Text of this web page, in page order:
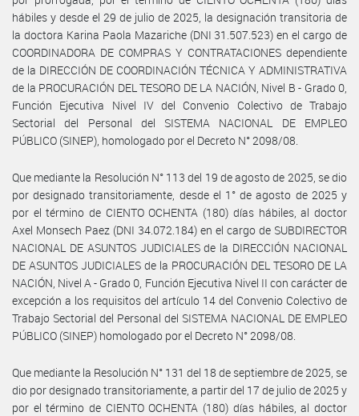
hábiles y desde el 29 de julio de 2025, la designación transitoria de
la doctora Karina Paola Mazariche (DNI 31.507.523) en el cargo de
COORDINADORA DE COMPRAS Y CONTRATACIONES dependiente
de la DIRECCIÓN DE COORDINACIÓN TÉCNICA Y ADMINISTRATIVA
de la PROCURACIÓN DEL TESORO DE LA NACIÓN, Nivel B - Grado 0,
Función Ejecutiva Nivel IV del Convenio Colectivo de Trabajo
Sectorial del Personal del SISTEMA NACIONAL DE EMPLEO
PÚBLICO (SINEP), homologado por el Decreto N° 2098/08.
Que mediante la Resolución N° 113 del 19 de agosto de 2025, se dio
por designado transitoriamente, desde el 1° de agosto de 2025 y
por el término de CIENTO OCHENTA (180) días hábiles, al doctor
Axel Monsech Paez (DNI 34.072.184) en el cargo de SUBDIRECTOR
NACIONAL DE ASUNTOS JUDICIALES de la DIRECCIÓN NACIONAL
DE ASUNTOS JUDICIALES de la PROCURACIÓN DEL TESORO DE LA
NACIÓN, Nivel A - Grado 0, Función Ejecutiva Nivel II con carácter de
excepción a los requisitos del artículo 14 del Convenio Colectivo de
Trabajo Sectorial del Personal del SISTEMA NACIONAL DE EMPLEO
PÚBLICO (SINEP) homologado por el Decreto N° 2098/08.
Que mediante la Resolución N° 131 del 18 de septiembre de 2025, se
dio por designado transitoriamente, a partir del 17 de julio de 2025 y
por el término de CIENTO OCHENTA (180) días hábiles, al doctor